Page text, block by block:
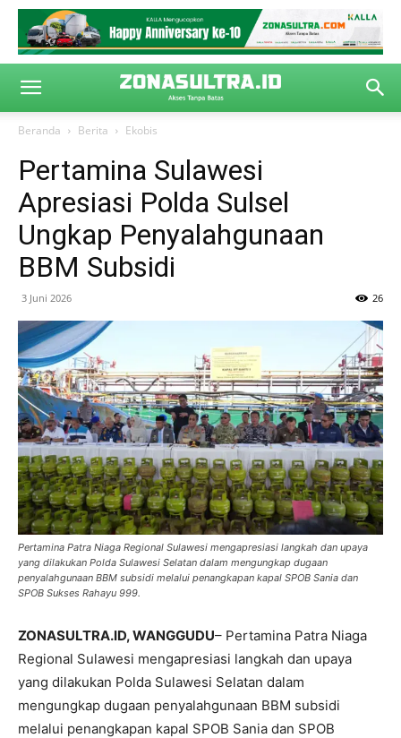
Beranda Berita Ekobis
Pertamina Sulawesi
Apresiasi Polda Sulsel
Ungkap Penyalahgunaan
BBM Subsidi
3 Juni 2026 26
Pertamina Patra Niaga Regional Sulawesi mengapresiasi langkah dan upaya
yang dilakukan Polda Sulawesi Selatan dalam mengungkap dugaan
penyalahgunaan BBM subsidi melalui penangkapan kapal SPOB Sania dan
SPOB Sukses Rahayu 999.
ZONASULTRA.ID, WANGGUDU– Pertamina Patra Niaga
Regional Sulawesi mengapresiasi langkah dan upaya
yang dilakukan Polda Sulawesi Selatan dalam
mengungkap dugaan penyalahgunaan BBM subsidi
melalui penangkapan kapal SPOB Sania dan SPOB